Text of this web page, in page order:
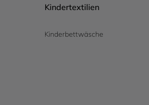
Kindertextilien
Kinderbettwäsche